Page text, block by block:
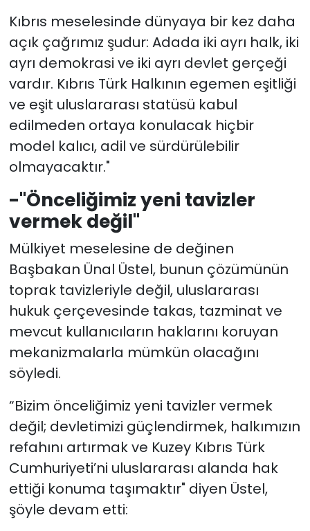
Kıbrıs meselesinde dünyaya bir kez daha
açık çağrımız şudur: Adada iki ayrı halk, iki
ayrı demokrasi ve iki ayrı devlet gerçeği
vardır. Kıbrıs Türk Halkının egemen eşitliği
ve eşit uluslararası statüsü kabul
edilmeden ortaya konulacak hiçbir
model kalıcı, adil ve sürdürülebilir
olmayacaktır."
-"Önceliğimiz yeni tavizler
vermek değil"
Mülkiyet meselesine de değinen
Başbakan Ünal Üstel, bunun çözümünün
toprak tavizleriyle değil, uluslararası
hukuk çerçevesinde takas, tazminat ve
mevcut kullanıcıların haklarını koruyan
mekanizmalarla mümkün olacağını
söyledi.
“Bizim önceliğimiz yeni tavizler vermek
değil; devletimizi güçlendirmek, halkımızın
refahını artırmak ve Kuzey Kıbrıs Türk
Cumhuriyeti’ni uluslararası alanda hak
ettiği konuma taşımaktır" diyen Üstel,
şöyle devam etti: